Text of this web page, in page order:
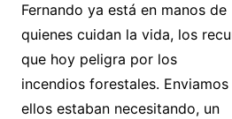
Fernando ya está en manos de
quienes cuidan la vida, los
que hoy peligra por los
incendios forestales.
ellos estaban necesitando, un